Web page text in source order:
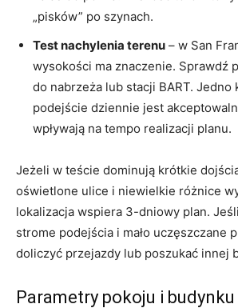
„pisków” po szynach.
Test nachylenia terenu – w San
wysokości ma znaczenie. Sprawdź
do nabrzeża lub stacji BART. Jedno
podejście dziennie jest
wpływają na tempo realizacji planu.
Jeżeli w teście dominują krótkie
oświetlone ulice i niewielkie różnice
lokalizacja wspiera 3-dniowy plan.
strome podejścia i mało uczęszczane
doliczyć przejazdy lub poszukać innej
Parametry pokoju i